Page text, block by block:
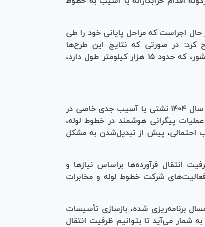
حال اجراست که مراحل پایانی خود را طی
کرد: در صورتی که نتایج این طرح‌ها
موفقیت‌آمیز باشد، این فناوری به‌تدریج در کل شبکه خطوط لوله کشور، که حدود ۱۵ هزار کیلومتر طول دارد،
مدیرعامل شرکت خطوط لوله و مخابرات نفت ایران با اعلام اینکه در سال ۱۴۰۴ نشتی یا آسیب جدی خاصی در
پیگرانی هوشمند در خطوط لوله،
احتمالی، پیش از تبدیل‌شدن به مشکل
انتقال فرآورده‌ها براساس نیاز‌ها و
شرکت خطوط لوله و مخابرات
برنامه‌ریزی شده، بازسازی تأسیسات
آسیب‌دیده منطقه ری مهم‌ترین اولویت و مأموریت ما در سال ۱۴۰۵ به شمار می‌آید تا بتوانیم ظرفیت انتقال